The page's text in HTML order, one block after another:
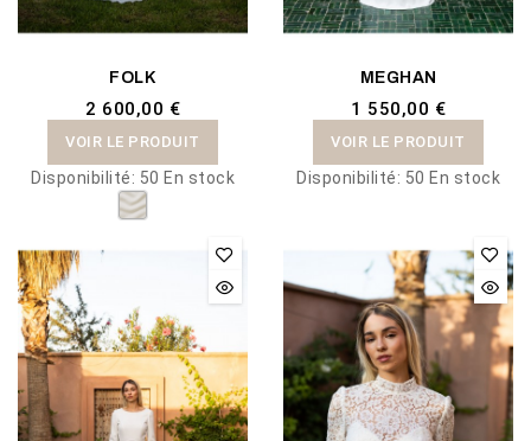
FOLK
2 600,00 €
VOIR LE PRODUIT
Disponibilité: 50 En stock
MEGHAN
1 550,00 €
VOIR LE PRODUIT
Disponibilité: 50 En stock